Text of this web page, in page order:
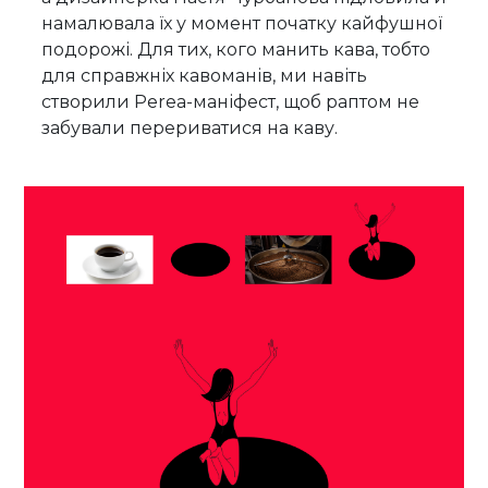
намалювала їх у момент початку кайфушної
подорожі. Для тих, кого манить кава, тобто
для справжніх кавоманів, ми навіть
створили Perea-маніфест, щоб раптом не
забували перериватися на каву.